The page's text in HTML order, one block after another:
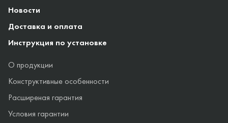
Новости
Доставка и оплата
Инструкция по установке
О продукции
Конструктивные особенности
Расширеная гарантия
Условия гарантии